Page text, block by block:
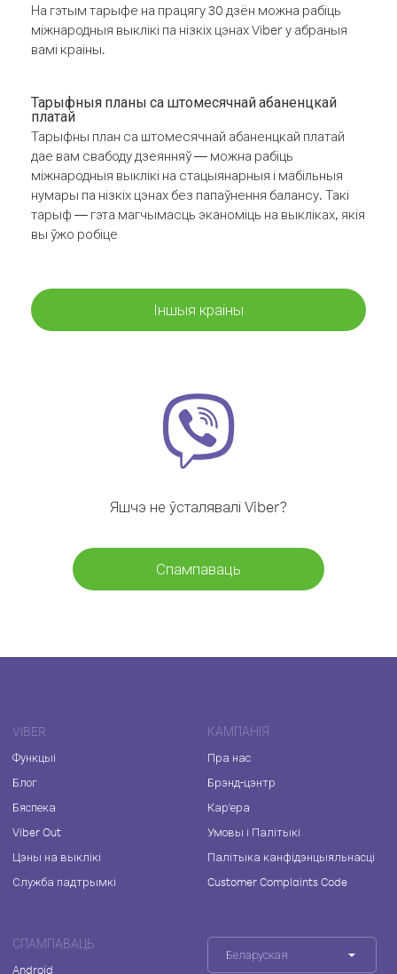
На гэтым тарыфе на працягу 30 дзён можна рабіць
міжнародныя выклікі па нізкіх цэнах Viber у абраныя
вамі краіны.
Тарыфныя планы са штомесячнай абаненцкай
платай
Тарыфны план са штомесячнай абаненцкай платай
дае вам свабоду дзеянняў — можна рабіць
міжнародныя выклікі на стацыянарныя і мабільныя
нумары па нізкіх цэнах без папаўнення балансу. Такі
тарыф — гэта магчымасць эканоміць на выкліках, якія
вы ўжо робіце
Іншыя краіны
Яшчэ не ўсталявалі Viber?
Спампаваць
VIBER
Функцыі
Блог
Бяспека
Viber Out
Цэны на выклікі
Служба падтрымкі
КАМПАНІЯ
Пра нас
Брэнд-цэнтр
Кар'ера
Умовы і Палітыкі
Палітыка канфідэнцыяльнасці
Customer Complaints Code
СПАМПАВАЦЬ
Android
Беларуская